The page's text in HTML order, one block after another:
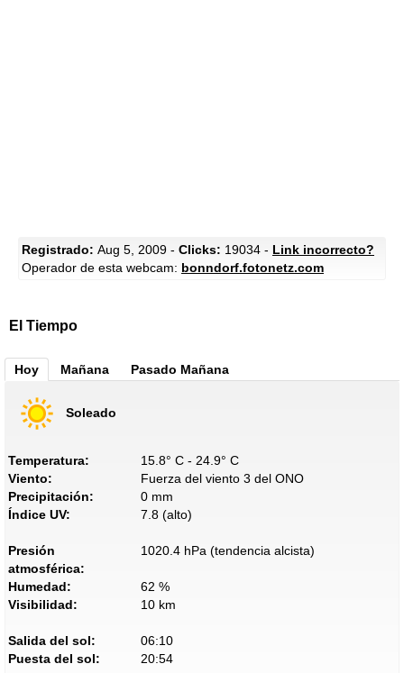
Registrado: Aug 5, 2009 - Clicks: 19034 - Link incorrecto?
Operador de esta webcam: bonndorf.fotonetz.com
El Tiempo
Hoy Mañana Pasado Mañana
Soleado
Temperatura:
15.8° C - 24.9° C
Viento:
Fuerza del viento 3 del ONO
Precipitación:
0 mm
Índice UV:
7.8 (alto)
Presión
atmosférica:
1020.4 hPa (tendencia alcista)
Humedad:
62 %
Visibilidad:
10 km
Salida del sol:
06:10
Puesta del sol:
20:54